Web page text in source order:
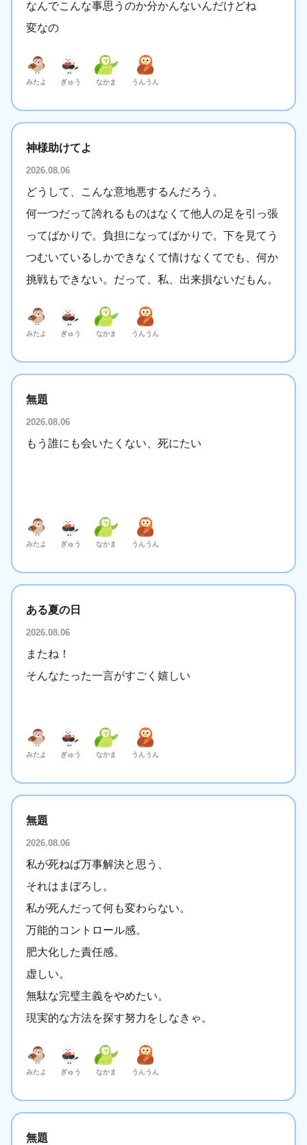
なんでこんな事思うのか分かんないんだけどね
変なの
みたよ ぎゅう なかま うんうん
神様助けてよ
2026.08.06
どうして、こんな意地悪するんだろう。
何一つだって誇れるものはなくて他人の足を引っ張
ってばかりで。負担になってばかりで。下を見てう
つむいているしかできなくて情けなくてでも、何か
挑戦もできない。だって、私、出来損ないだもん。
みたよ ぎゅう なかま うんうん
無題
2026.08.06
もう誰にも会いたくない、死にたい
みたよ ぎゅう なかま うんうん
ある夏の日
2026.08.06
またね！
そんなたった一言がすごく嬉しい
みたよ ぎゅう なかま うんうん
無題
2026.08.06
私が死ねば万事解決と思う、
それはまぼろし。
私が死んだって何も変わらない。
万能的コントロール感。
肥大化した責任感。
虚しい。
無駄な完璧主義をやめたい。
現実的な方法を探す努力をしなきゃ。
みたよ ぎゅう なかま うんうん
無題